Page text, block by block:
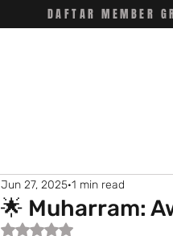
DAFTAR MEMBER
🌟 Muharram:
Jun 27, 2025 1 min read
Rated NaN out of 5 stars.